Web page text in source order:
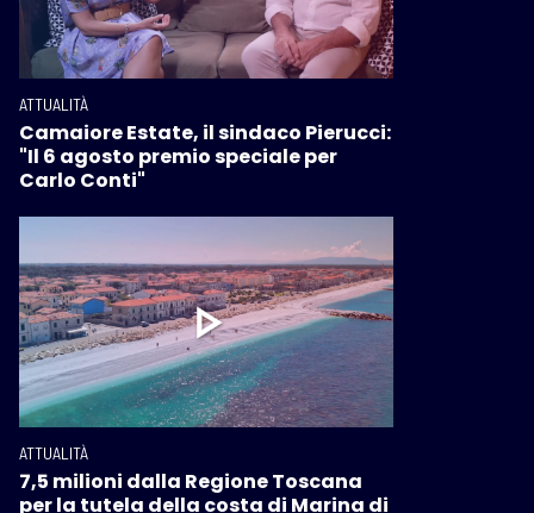
ATTUALITÀ
Camaiore Estate, il sindaco Pierucci:
"Il 6 agosto premio speciale per
Carlo Conti"
ATTUALITÀ
7,5 milioni dalla Regione Toscana
per la tutela della costa di Marina di